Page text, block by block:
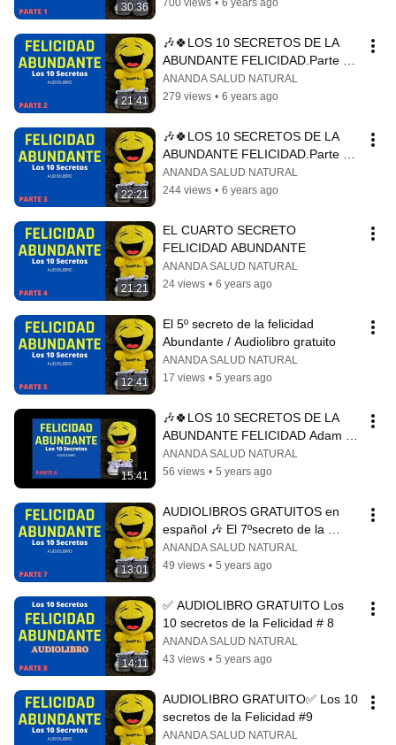
30:36
700 views • 6 years ago
21:41
🎶🍀LOS 10 SECRETOS DE LA
ABUNDANTE FELICIDAD.Parte
2.🎶🍀
ANANDA SALUD NATURAL
279 views • 6 years ago
22:21
🎶🍀LOS 10 SECRETOS DE LA
ABUNDANTE FELICIDAD.Parte
3.🎶🍀
ANANDA SALUD NATURAL
244 views • 6 years ago
21:21
EL CUARTO SECRETO
FELICIDAD ABUNDANTE
ANANDA SALUD NATURAL
24 views • 6 years ago
12:41
El 5º secreto de la felicidad
Abundante / Audiolibro gratuito
ANANDA SALUD NATURAL
17 views • 5 years ago
15:41
🎶🍀LOS 10 SECRETOS DE LA
ABUNDANTE FELICIDAD Adam
J.Jackson🎶🍀
ANANDA SALUD NATURAL
56 views • 5 years ago
13:01
AUDIOLIBROS GRATUITOS en
español 🎶 El 7ºsecreto de la
Felicidad Abundante❤️
ANANDA SALUD NATURAL
49 views • 5 years ago
14:11
✅ AUDIOLIBRO GRATUITO Los
10 secretos de la Felicidad # 8
ANANDA SALUD NATURAL
43 views • 5 years ago
AUDIOLIBRO GRATUITO✅ Los 10
secretos de la Felicidad #9
ANANDA SALUD NATURAL